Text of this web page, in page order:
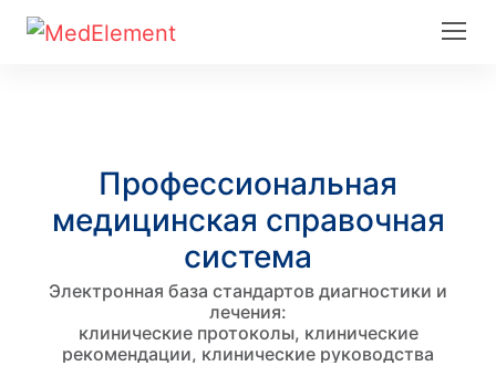
Профессиональная
медицинская справочная
система
Электронная база стандартов диагностики и
лечения:
клинические протоколы, клинические
рекомендации, клинические руководства